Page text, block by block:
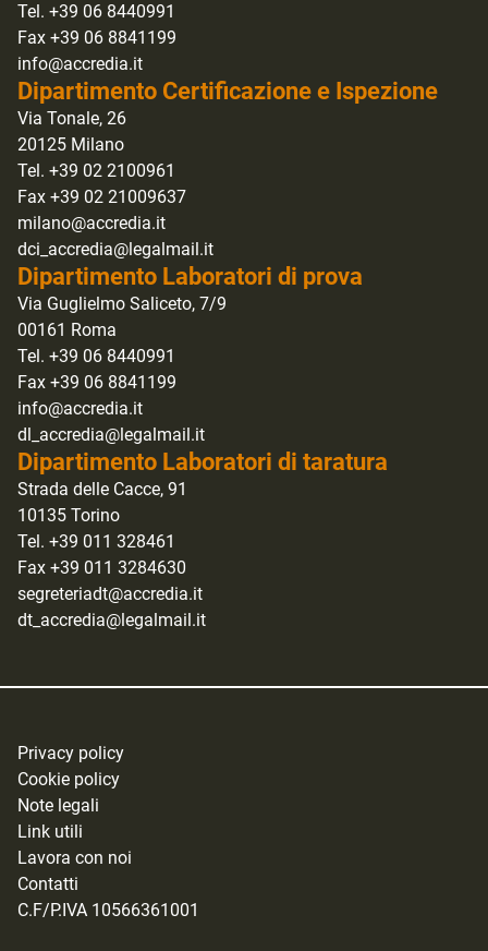
Tel. +39 06 8440991
Fax +39 06 8841199
info@accredia.it
Dipartimento Certificazione e Ispezione
Via Tonale, 26
20125 Milano
Tel. +39 02 2100961
Fax +39 02 21009637
milano@accredia.it
dci_accredia@legalmail.it
Dipartimento Laboratori di prova
Via Guglielmo Saliceto, 7/9
00161 Roma
Tel. +39 06 8440991
Fax +39 06 8841199
info@accredia.it
dl_accredia@legalmail.it
Dipartimento Laboratori di taratura
Strada delle Cacce, 91
10135 Torino
Tel. +39 011 328461
Fax +39 011 3284630
segreteriadt@accredia.it
dt_accredia@legalmail.it
Privacy policy
Cookie policy
Note legali
Link utili
Lavora con noi
Contatti
C.F/P.IVA 10566361001